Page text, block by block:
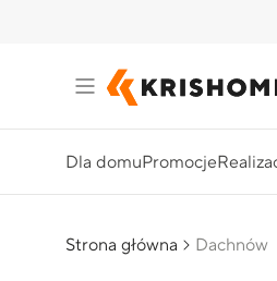
Dla domuPromocje
Strona główna Dachnów